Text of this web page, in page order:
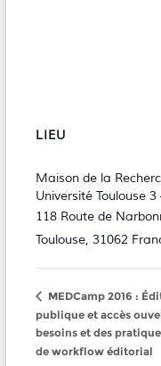
LIEU
Maison de la
Université Toulouse
118 Route de
Toulouse, 31062
MEDCamp 2016 :
publique et accès
besoins et des
de workflow éditorial